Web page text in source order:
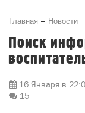
Главная Новости
Поиск
16 Января в
15